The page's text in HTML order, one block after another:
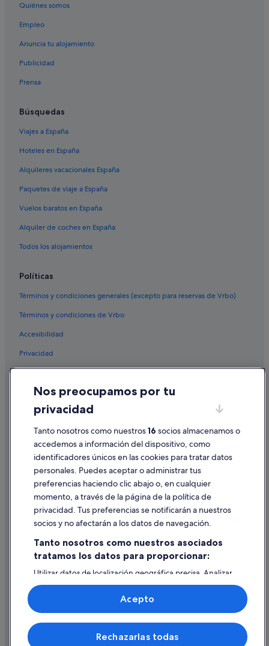
Quiénes somos
Empleo
Anuncia tu alojamiento
Publicidad
Prensa
Búsquedas
Viajes a España
Hoteles en España
Alquileres vacacionales España
Paquetes de viaje a España
Vuelos baratos en España
Alquiler de coches en España
Todos los alojamientos
Políticas
Términos y condiciones generales (excepto para reservas de Vrbo)
Términos y condiciones de Vrbo
Accesibilidad
Privacidad
Condiciones de uso
Información legal/contacto
Pautas sobre el contenido y cómo denunciar contenido
Ayuda
Cancelar un vuelo
Cancelar una reserva de hotel o de un alquiler vacacional
Utilizar un cupón de Expedia
Documentos para viajes internacionales
© 2026 Expedia, Inc., una empresa de Expedia Group. Todos los
derechos reservados. Expedia y el logotipo de Expedia son marcas
Nos preocupamos por tu
privacidad
Tanto nosotros como nuestros16 socios almacenamos o
accedemos a información del dispositivo, como
identificadores únicos en las cookies para tratar datos
personales. Puedes aceptar o administrar tus
preferencias haciendo clic abajo o, en cualquier
momento, a través de la página de la política de
privacidad. Tus preferencias se notificarán a nuestros
socios y no afectarán a los datos de navegación.
Tanto nosotros como nuestros asociados
tratamos los datos para proporcionar:
Utilizar datos de localización geográfica precisa. Analizar
activamente las características del dispositivo para su
identificación. Almacenar la información en un dispositivo
y/o acceder a ella. Publicidad y contenido personalizados,
medición de publicidad y contenido, investigación de
audiencia y desarrollo de servicios.
Lista de asociados (proveedores)
Rechazarlas todas
Acepto